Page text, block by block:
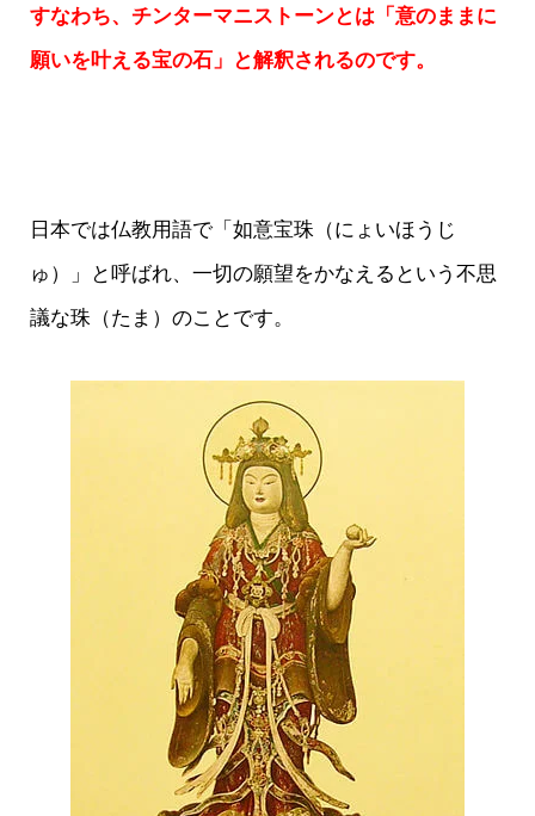
すなわち、チンターマニストーンとは「意のままに
願いを叶える宝の石」と解釈されるのです。
日本では仏教用語で「如意宝珠（にょいほうじ
ゅ）」と呼ばれ、一切の願望をかなえるという不思
議な珠（たま）のことです。